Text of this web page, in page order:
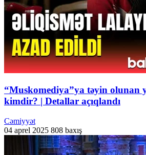
“Muskomediya”ya təyin olunan
kimdir? | Detallar açıqlandı
Cəmiyyət
04 aprel 2025 808 baxış